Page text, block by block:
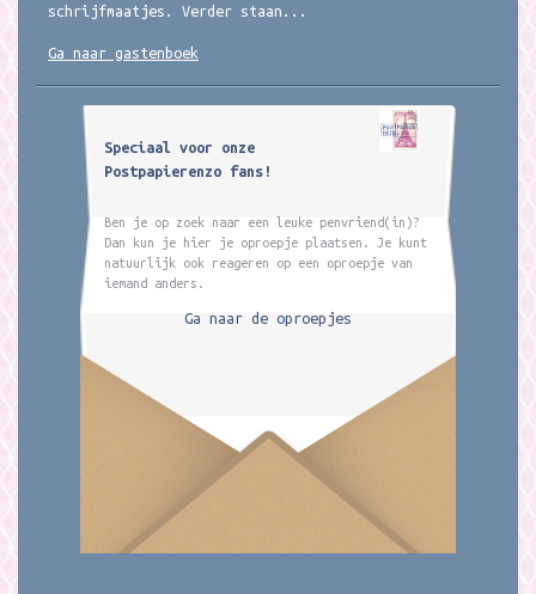
schrijfmaatjes. Verder staan...
Ga naar gastenboek
Speciaal voor onze
Postpapierenzo fans!
Ben je op zoek naar een leuke penvriend(in)?
Dan kun je hier je oproepje plaatsen. Je kunt
natuurlijk ook reageren op een oproepje van
iemand anders.
Ga naar de oproepjes